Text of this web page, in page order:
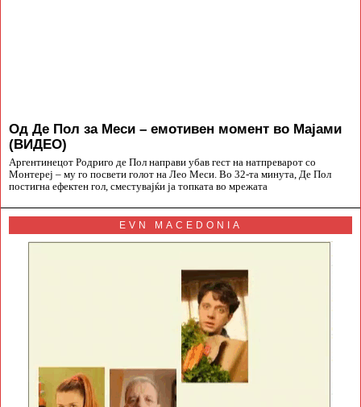
Од Де Пол за Меси – емотивен момент во Мајами
(ВИДЕО)
Аргентинецот Родриго де Пол направи убав гест на натпреварот со
Монтереј – му го посвети голот на Лео Меси. Во 32-та минута, Де Пол
постигна ефектен гол, сместувајќи ја топката во мрежата
EVN MACEDONIA